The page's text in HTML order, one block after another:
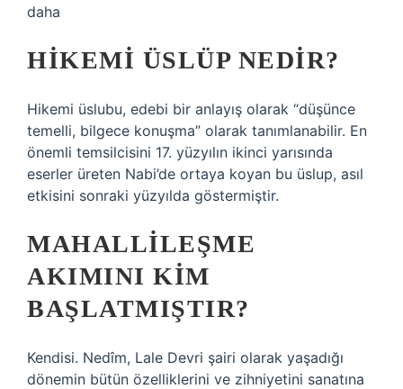
daha
HIKEMI ÜSLÜP NEDIR?
Hikemi üslubu, edebi bir anlayış olarak “düşünce
temelli, bilgece konuşma” olarak tanımlanabilir. En
önemli temsilcisini 17. yüzyılın ikinci yarısında
eserler üreten Nabi’de ortaya koyan bu üslup, asıl
etkisini sonraki yüzyılda göstermiştir.
MAHALLILEŞME
AKIMINI KIM
BAŞLATMIŞTIR?
Kendisi. Nedîm, Lale Devri şairi olarak yaşadığı
dönemin bütün özelliklerini ve zihniyetini sanatına